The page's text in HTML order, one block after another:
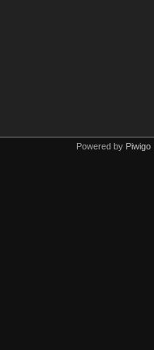
Powered by Piwigo